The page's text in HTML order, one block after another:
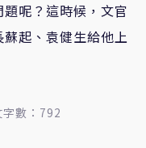
呢？這時候，文官
起、袁健生給他上
字數：792